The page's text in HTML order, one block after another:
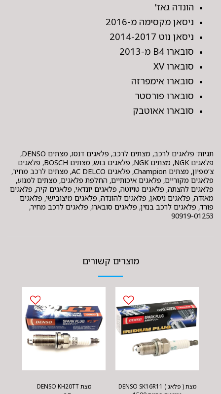
הונדה גאז'
ניסאן מקסימה מ-2016
ניסאן נוט 2014-2017
סובארו B4 מ-2013
סובארו XV
סובארו אימפרזה
סובארו פורסטר
סובארו אאוטבק
תגיות: פלאגים לרכב, מצתים לרכב, פלאגים דנסו, מצתים DENSO,
פלאגים NGK, מצתים NGK, פלאגים בוש, מצתים BOSCH, פלאגים
צ’מפיון, מצתים Champion, פלאגים AC DELCO, מצתים לרכב מחיר,
פלאגים מקוריים, פלאגים איכותיים, החלפת פלאגים, מצתים למנוע,
פלאגים להצתה, פלאגים טויוטה, פלאגים יונדאי, פלאגים קיה, פלאגים
מאזדה, פלאגים ניסאן, פלאגים להונדה, פלאגים מיצובישי, פלאגים
פורד, פלאגים לרכב בנזין, פלאגים סובארו, פלאגים לרכב מחיר,
90919-01253
מוצרים קשורים
מצת ( פלאג ) DENSO SK16R11
מצת DENSO KH20TT